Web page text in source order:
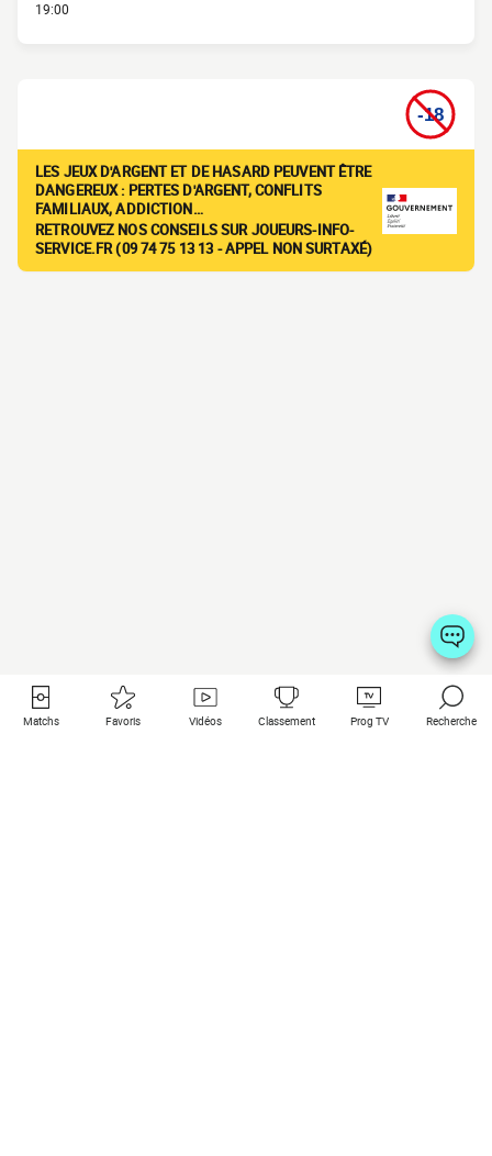
19:00
LES JEUX D'ARGENT ET DE HASARD PEUVENT ÊTRE
DANGEREUX : PERTES D'ARGENT, CONFLITS
FAMILIAUX, ADDICTION…
RETROUVEZ NOS CONSEILS SUR JOUEURS-INFO-
SERVICE.FR (09 74 75 13 13 - APPEL NON SURTAXÉ)
Matchs Favoris Vidéos Classement Prog TV Recherche